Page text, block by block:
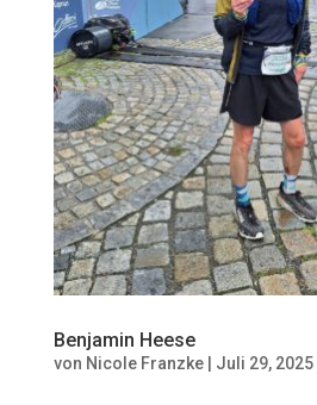
Benjamin Heese
von Nicole Franzke| Juli 29, 2025|